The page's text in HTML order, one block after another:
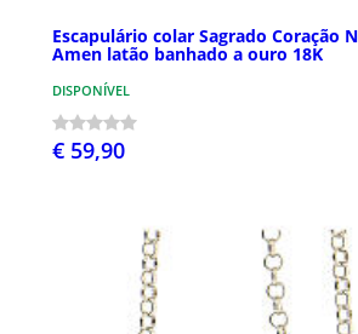
Escapulário colar Sagrado Coração
Amen latão banhado a ouro 18K
DISPONÍVEL
€ 59,90